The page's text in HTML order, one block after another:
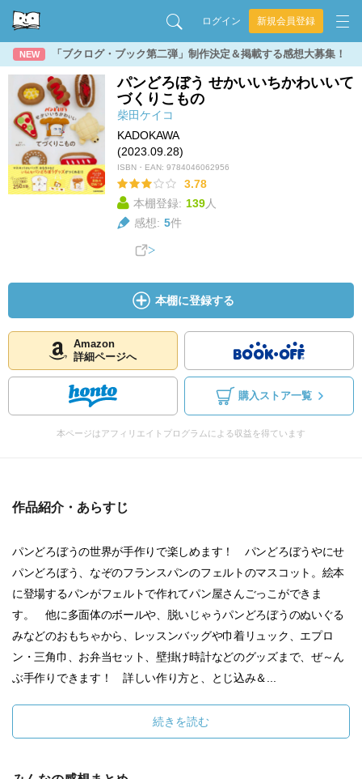
ログイン 新規会員登録
NEW 「ブクログ・ブック第二弾」制作決定＆掲載する感想大募集！
パンどろぼう せかいいちかわいいて
づくりこもの
柴田ケイコ
KADOKAWA
(2023.09.28)
ISBN・EAN: 9784046062956
3.78
本棚登録: 139人
感想: 5件
本棚に登録する
Amazon
詳細ページへ
購入ストア一覧
本ページはアフィリエイトプログラムによる収益を得ています
作品紹介・あらすじ
パンどろぼうの世界が手作りで楽しめます！ パンどろぼうやにせ
パンどろぼう、なぞのフランスパンのフェルトのマスコット。絵本
に登場するパンがフェルトで作れてパン屋さんごっこができま
す。 他に多面体のボールや、脱いじゃうパンどろぼうのぬいぐる
みなどのおもちゃから、レッスンバッグや巾着リュック、エプロ
ン・三角巾、お弁当セット、壁掛け時計などのグッズまで、ぜ～ん
ぶ手作りできます！ 詳しい作り方と、とじ込み＆...
続きを読む